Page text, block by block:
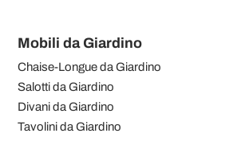
Mobili da Giardino
Chaise-Longue da Giardino
Salotti da Giardino
Divani da Giardino
Tavolini da Giardino